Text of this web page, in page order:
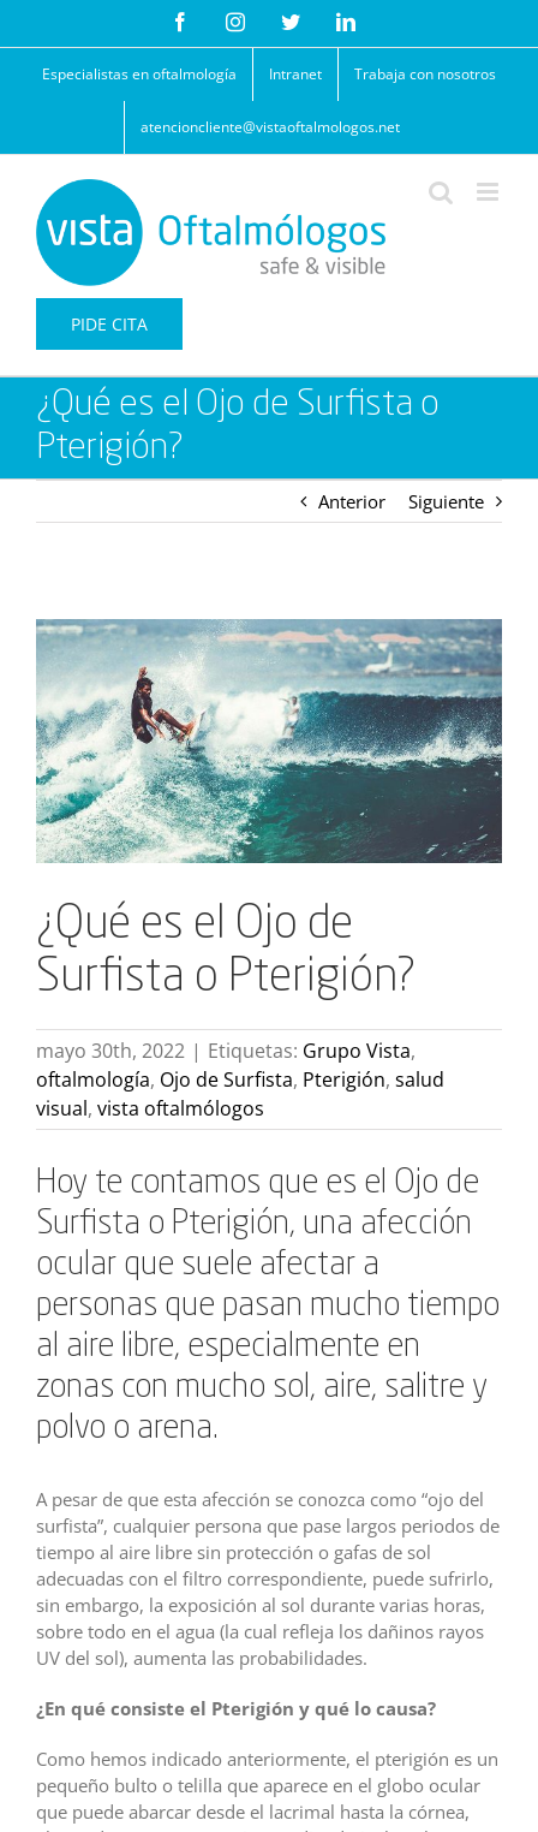
contenido
FacebookInstagramTwitterLinkedIn
Especialistas en oftalmología Intranet Trabaja con nosotros
atencioncliente@vistaoftalmologos.net
PIDE CITA
¿Qué es el Ojo de Surfista o
Pterigión?
Anterior Siguiente
Ver
imagen
más
grande
¿Qué es el Ojo de
Surfista o Pterigión?
mayo 30th, 2022 | Etiquetas: Grupo Vista,
oftalmología, Ojo de Surfista, Pterigión, salud
visual, vista oftalmólogos
Hoy te contamos que es el Ojo de
Surfista o Pterigión, una afección
ocular que suele afectar a
personas que pasan mucho tiempo
al aire libre, especialmente en
zonas con mucho sol, aire, salitre y
polvo o arena.
A pesar de que esta afección se conozca como “ojo del
surfista”, cualquier persona que pase largos periodos de
tiempo al aire libre sin protección o gafas de sol
adecuadas con el filtro correspondiente, puede sufrirlo,
sin embargo, la exposición al sol durante varias horas,
sobre todo en el agua (la cual refleja los dañinos rayos
UV del sol), aumenta las probabilidades.
¿En qué consiste el Pterigión y qué lo causa?
Como hemos indicado anteriormente, el pterigión es un
pequeño bulto o telilla que aparece en el globo ocular
que puede abarcar desde el lacrimal hasta la córnea,